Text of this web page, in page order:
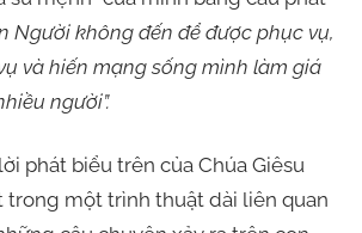
Người không đến để được phục vụ,
và hiến mạng sống mình làm giá
người”.
biểu trên của Chúa Giêsu
trong một trình thuật dài liên quan